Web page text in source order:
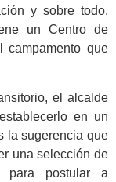
y sobre todo,
un Centro de
campamento que
el alcalde
en un
la sugerencia que
una selección de
para postular a